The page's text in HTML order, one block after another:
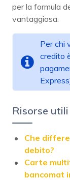
per la formula
vantaggiosa.
Per chi
credito
Risorse utili
Che
debito?
Carte
bancomat